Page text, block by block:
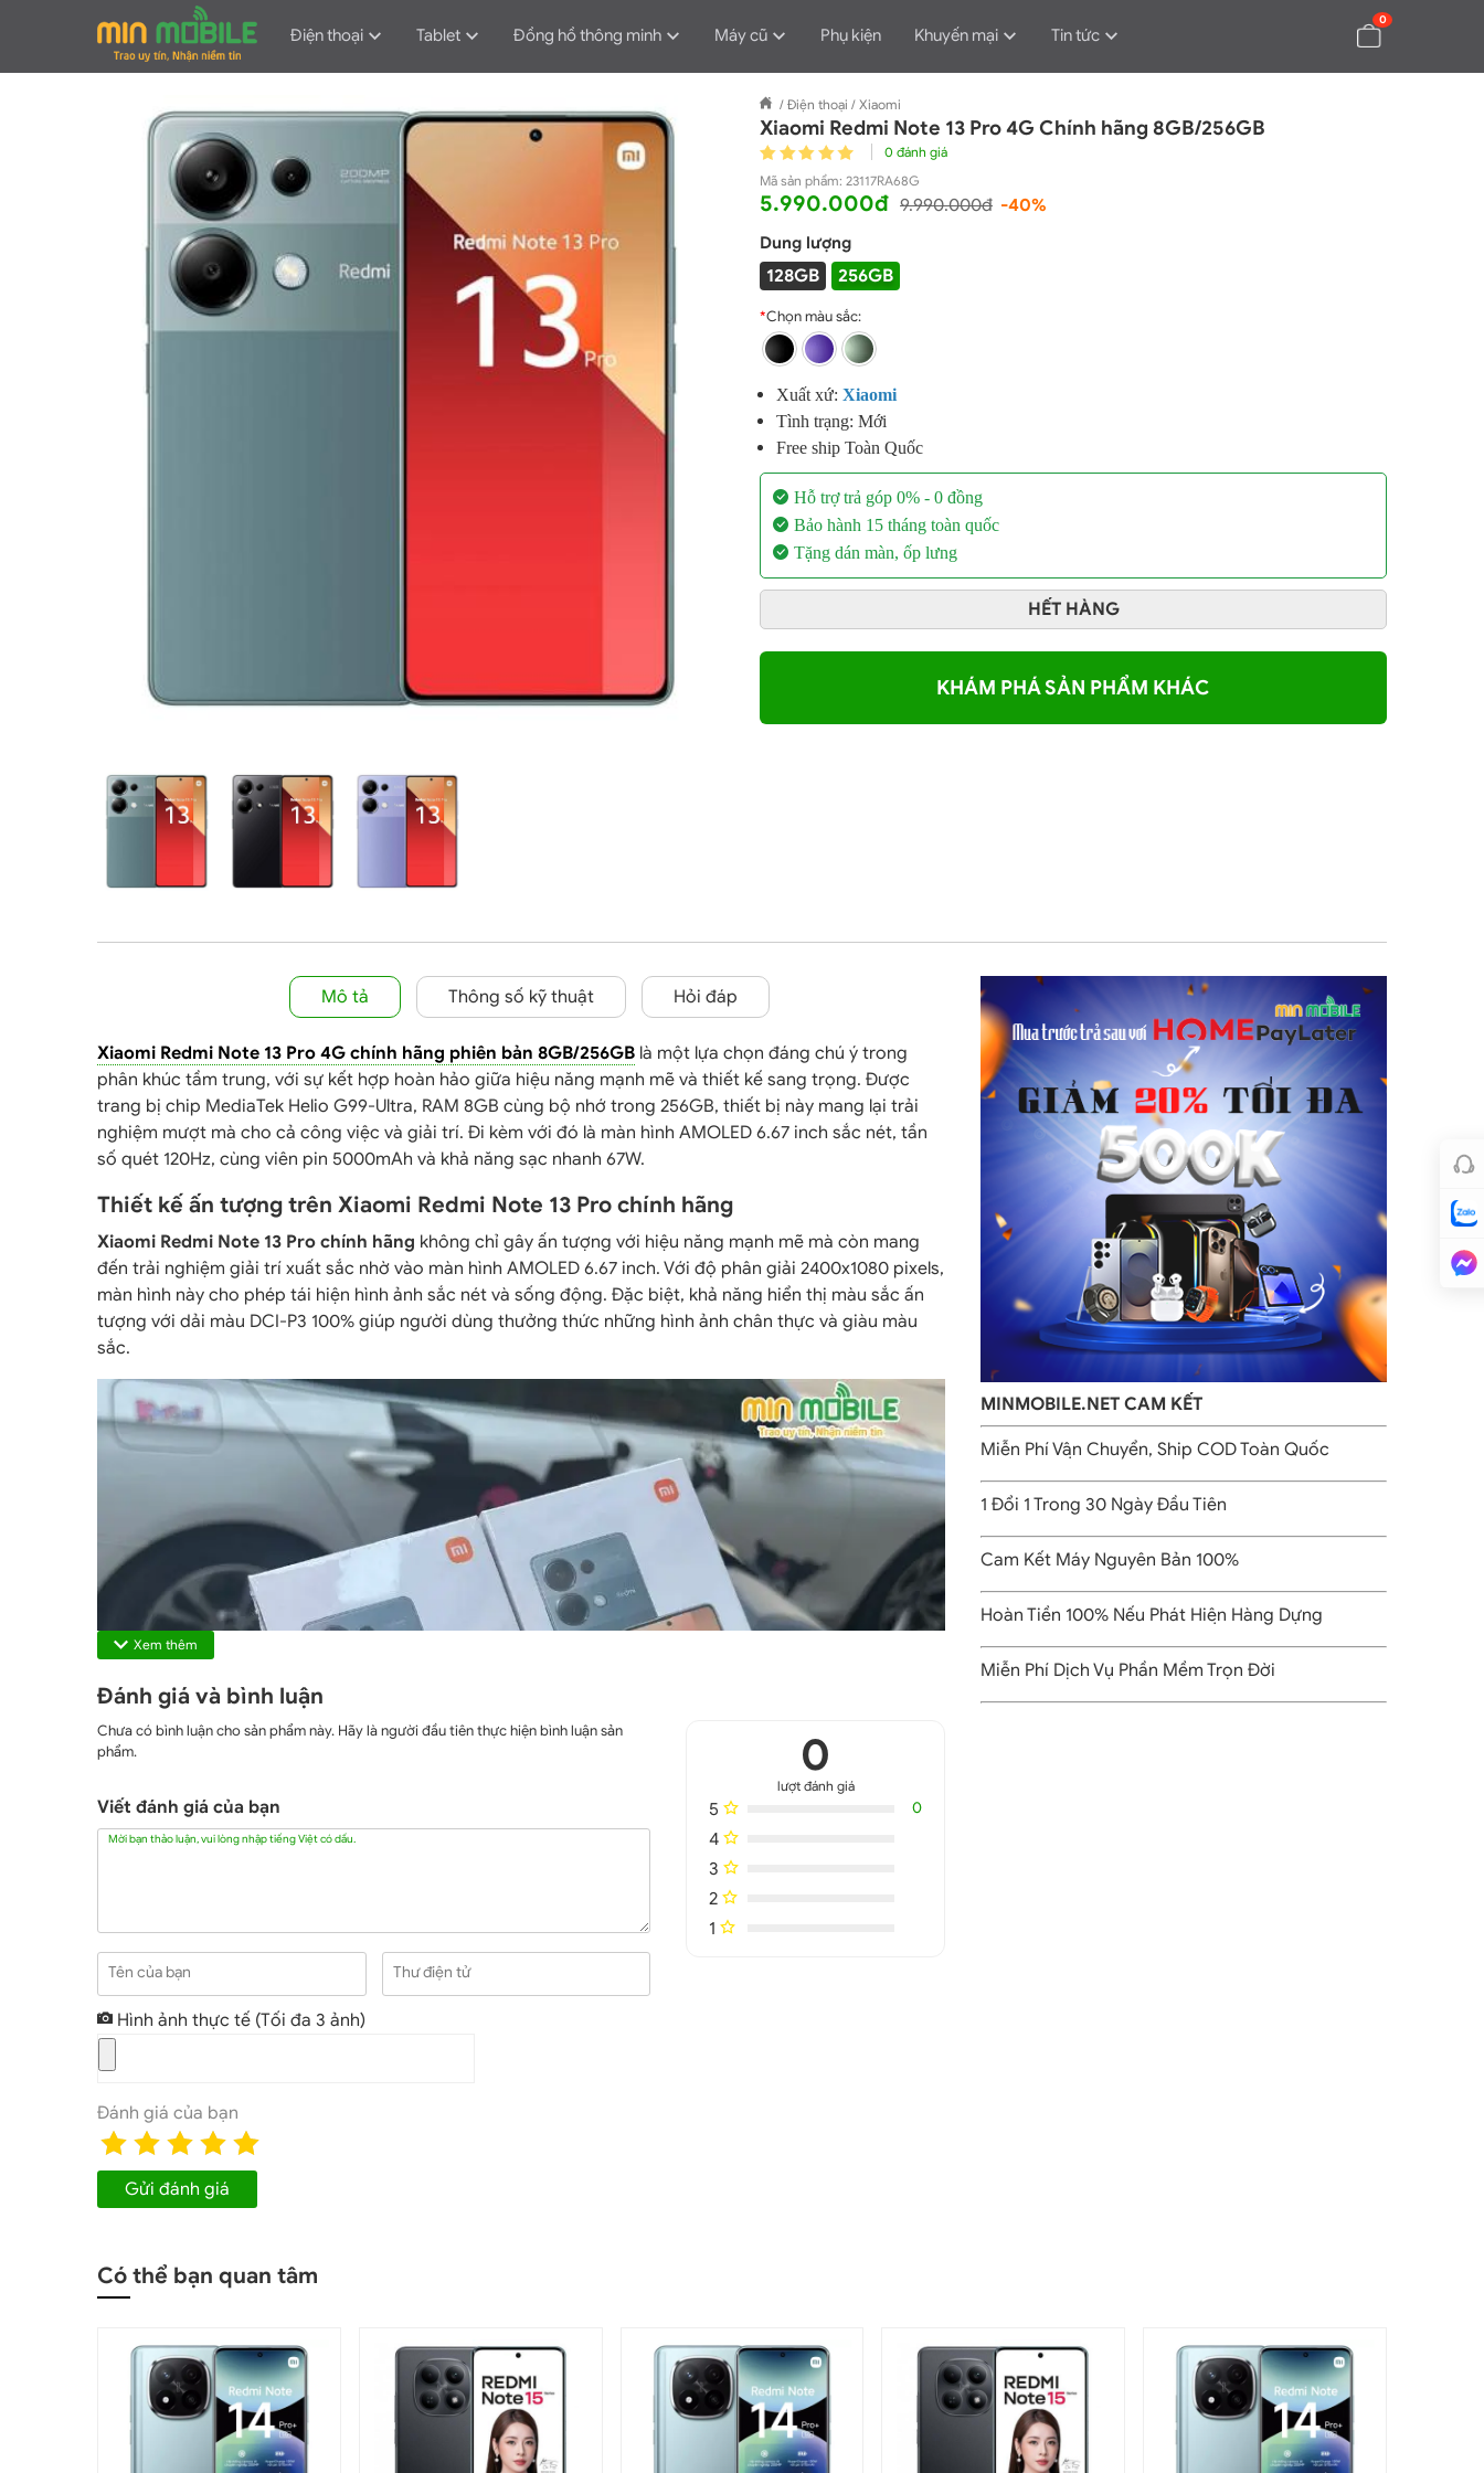
0
Điện thoại Tablet Đồng hồ thông minh Máy cũ Phụ kiện Khuyến mại Tin tức
/ Điện thoại / Xiaomi
Xiaomi Redmi Note 13 Pro 4G Chính hãng 8GB/256GB
0 đánh giá
Mã sản phẩm: 23117RA68G
5.990.000đ 9.990.000đ -40%
Dung lượng
128GB 256GB
*Chọn màu sắc:
Xuất xứ: Xiaomi
Tình trạng: Mới
Free ship Toàn Quốc
Hỗ trợ trả góp 0% - 0 đồng
Bảo hành 15 tháng toàn quốc
Tặng dán màn, ốp lưng
HẾT HÀNG
KHÁM PHÁ SẢN PHẨM KHÁC
Mô tả Thông số kỹ thuật Hỏi đáp
Xiaomi Redmi Note 13 Pro 4G chính hãng phiên bản 8GB/256GB là một lựa chọn đáng chú ý trong
phân khúc tầm trung, với sự kết hợp hoàn hảo giữa hiệu năng mạnh mẽ và thiết kế sang trọng. Được
trang bị chip MediaTek Helio G99-Ultra, RAM 8GB cùng bộ nhớ trong 256GB, thiết bị này mang lại trải
nghiệm mượt mà cho cả công việc và giải trí. Đi kèm với đó là màn hình AMOLED 6.67 inch sắc nét, tần
số quét 120Hz, cùng viên pin 5000mAh và khả năng sạc nhanh 67W.
Thiết kế ấn tượng trên Xiaomi Redmi Note 13 Pro chính hãng
Xiaomi Redmi Note 13 Pro chính hãng không chỉ gây ấn tượng với hiệu năng mạnh mẽ mà còn mang
đến trải nghiệm giải trí xuất sắc nhờ vào màn hình AMOLED 6.67 inch. Với độ phân giải 2400x1080 pixels,
màn hình này cho phép tái hiện hình ảnh sắc nét và sống động. Đặc biệt, khả năng hiển thị màu sắc ấn
tượng với dải màu DCI-P3 100% giúp người dùng thưởng thức những hình ảnh chân thực và giàu màu
sắc.
Ngoài ra, màn hình của Xiaomi Redmi Note 13 Pro còn hỗ trợ tần số quét lên đến 120Hz, tạo ra trải
giật lag mà còn mang lại cảm giác dễ chịu khi cuộn trang hoặc xem video. Tất cả những yếu tố này kết
hợp lại, tạo nên một trải nghiệm giải trí tuyệt vời, khiến mỗi khoảnh khắc sử dụng thiết bị trở nên thú vị
hơn bao giờ hết.
Redmi Note 13 Pro chính hãng
6nm, giúp tối ưu hiệu quả tiết kiệm năng lượng. Kết hợp với GPU Mali-G57 MC2, thiết bị đạt hơn 450
trong 128GB, Redmi Note 13 Pro cho phép xử lý đa nhiệm mượt mà, từ các tác vụ cơ bản đến việc chơi
các tựa game nặng như PUBG, Genshin Impact, và Liên Quân Mobile. Đây là một lựa chọn lý tưởng cho
người dùng yêu cầu hiệu năng ổn định và bền bỉ.
Camera trên Redmi Note 13 Pro giá rẻ
Xem thêm
Đánh giá và bình luận
0
lượt đánh giá
5 0
4
3
2
1
Chưa có bình luận cho sản phẩm này. Hãy là người đầu tiên thực hiện bình luận sản
phẩm.
Viết đánh giá của bạn
Mời bạn thảo luận, vui lòng nhập tiếng Việt có dấu.
Tên của bạn Thư điện tử
Hình ảnh thực tế (Tối đa 3 ảnh)
Đánh giá của bạn
Gửi đánh giá
MINMOBILE.NET CAM KẾT
Miễn Phí Vận Chuyển, Ship COD Toàn Quốc
1 Đổi 1 Trong 30 Ngày Đầu Tiên
Cam Kết Máy Nguyên Bản 100%
Hoàn Tiền 100% Nếu Phát Hiện Hàng Dựng
Miễn Phí Dịch Vụ Phần Mềm Trọn Đời
Có thể bạn quan tâm